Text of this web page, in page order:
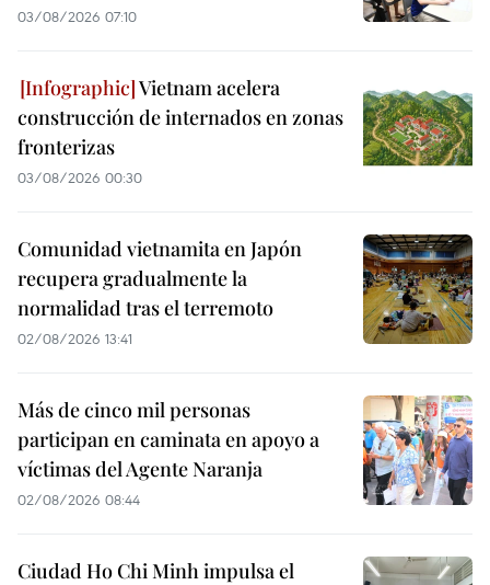
03/08/2026 07:10
Vietnam acelera
construcción de internados en zonas
fronterizas
03/08/2026 00:30
Comunidad vietnamita en Japón
recupera gradualmente la
normalidad tras el terremoto
02/08/2026 13:41
Más de cinco mil personas
participan en caminata en apoyo a
víctimas del Agente Naranja
02/08/2026 08:44
Ciudad Ho Chi Minh impulsa el